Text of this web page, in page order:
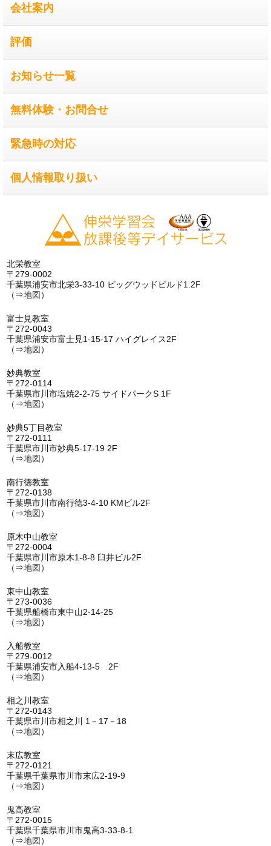
会社案内
評価
お知らせ一覧
無料体験・お問合せ
緊急時の対応
個人情報取り扱い
北栄教室
〒279-0002
千葉県浦安市北栄3-33-10 ビッグウッドビルド1.2F
（⇒地図 ）
富士見教室
〒272-0043
千葉県浦安市富士見1-15-17 ハイグレイス2F
（⇒地図 ）
妙典教室
〒272-0114
千葉県市川市塩焼2-2-75 サイドパークS 1F
（⇒地図 ）
妙典5丁目教室
〒272-0111
千葉県市川市妙典5-17-19 2F
（⇒地図 ）
南行徳教室
〒272-0138
千葉県市川市南行徳3-4-10 KMビル2F
（⇒地図 ）
原木中山教室
〒272-0004
千葉県市川市原木1-8-8 臼井ビル2F
（⇒地図 ）
東中山教室
〒273-0036
千葉県船橋市東中山2-14-25
（⇒地図 ）
入船教室
〒279-0012
千葉県浦安市入船4-13-5 2F
（⇒地図 ）
相之川教室
〒272-0143
千葉県市川市相之川 1－17－18
（⇒地図 ）
末広教室
〒272-0121
千葉県千葉県市川市末広2-19-9
（⇒地図 ）
鬼高教室
〒272-0015
千葉県千葉県市川市鬼高3-33-8-1
（⇒地図 ）